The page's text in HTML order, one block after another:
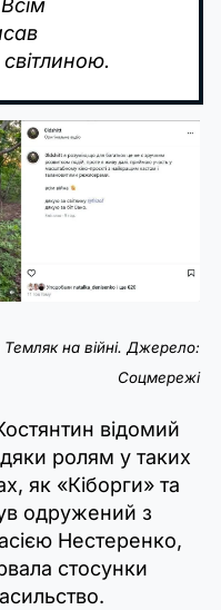
Темляк на війні. Джерело:
Соцмережі
відомий
ролям у таких
як «Кіборги» та
одружений з
Нестеренко,
стосунки